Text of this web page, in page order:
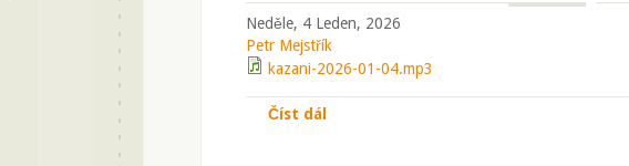
Neděle, 4 Leden, 2026
Petr Mejstřík
kazani-2026-01-04.mp3
Číst dál